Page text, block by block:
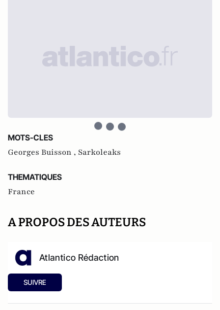
MOTS-CLES
Georges Buisson , Sarkoleaks
THEMATIQUES
France
A PROPOS DES AUTEURS
Atlantico Rédaction
SUIVRE